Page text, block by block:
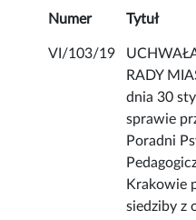
Numer Tytuł
VI/103/19
RADY
dnia 30
sprawie
Poradni
Krakowie
siedziby z